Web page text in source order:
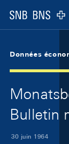
Logo
Données
Bulletin
30 juin 1964